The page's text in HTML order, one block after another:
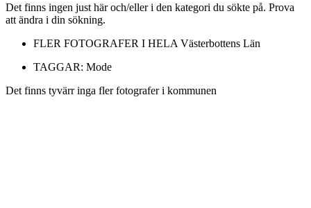
Det finns ingen just här och/eller i den kategori du sökte på. Prova
att ändra i din sökning.
FLER FOTOGRAFER I HELA Västerbottens Län
TAGGAR: Mode
Det finns tyvärr inga fler fotografer i kommunen